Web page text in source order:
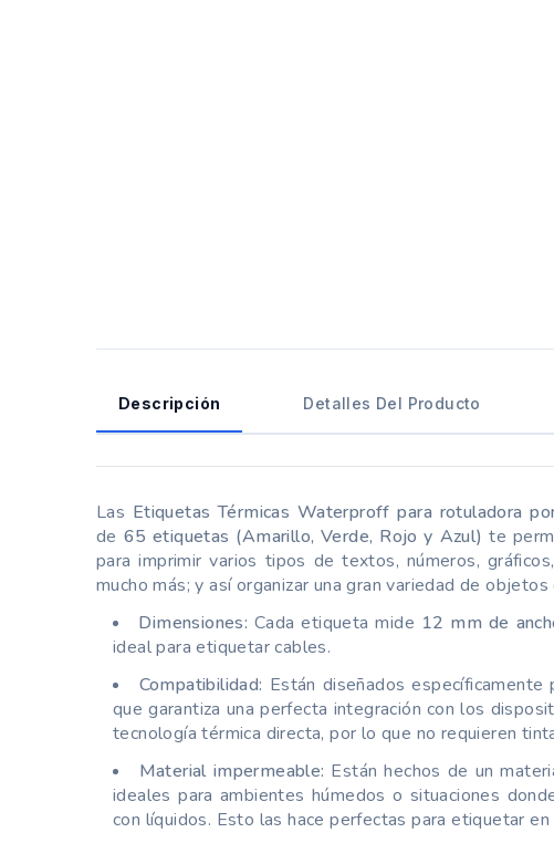
Descripción Detalles Del Producto
Las Etiquetas Térmicas Waterproff para rotuladora
de 65 etiquetas (Amarillo, Verde, Rojo y Azul) te
para imprimir varios tipos de textos, números,
mucho más; y así organizar una gran variedad de
Dimensiones: Cada etiqueta mide 12 mm de
ideal para etiquetar cables.
Compatibilidad: Están diseñados específicamente
que garantiza una perfecta integración con los
tecnología térmica directa, por lo que no requieren
Material impermeable: Están hechos de un
ideales para ambientes húmedos o situaciones
con líquidos. Esto las hace perfectas para etiquetar